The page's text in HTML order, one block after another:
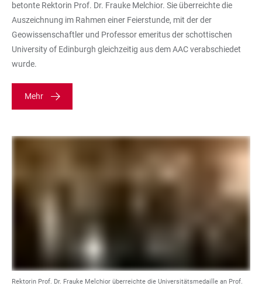
betonte Rektorin Prof. Dr. Frauke Melchior. Sie überreichte die
Auszeichnung im Rahmen einer Feierstunde, mit der der
Geowissenschaftler und Professor emeritus der schottischen
University of Edinburgh gleichzeitig aus dem AAC verabschiedet
wurde.
Mehr
Rektorin Prof. Dr. Frauke Melchior überreichte die Universitätsmedaille an Prof.